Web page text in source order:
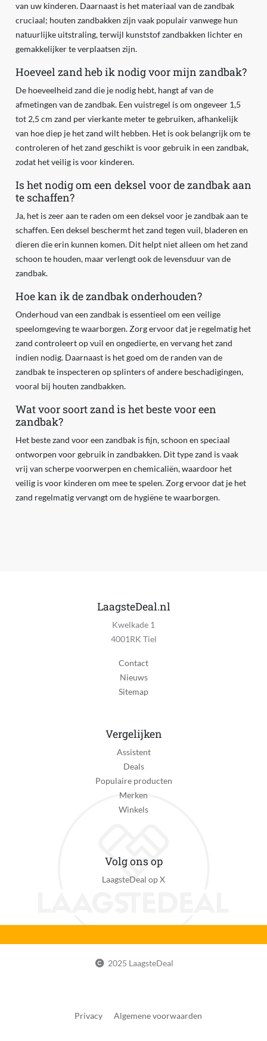
van uw kinderen. Daarnaast is het materiaal van de zandbak
cruciaal; houten zandbakken zijn vaak populair vanwege hun
natuurlijke uitstraling, terwijl kunststof zandbakken lichter en
gemakkelijker te verplaatsen zijn.
Hoeveel zand heb ik nodig voor mijn zandbak?
De hoeveelheid zand die je nodig hebt, hangt af van de
afmetingen van de zandbak. Een vuistregel is om ongeveer 1,5
tot 2,5 cm zand per vierkante meter te gebruiken, afhankelijk
van hoe diep je het zand wilt hebben. Het is ook belangrijk om te
controleren of het zand geschikt is voor gebruik in een zandbak,
zodat het veilig is voor kinderen.
Is het nodig om een deksel voor de zandbak aan
te schaffen?
Ja, het is zeer aan te raden om een deksel voor je zandbak aan te
schaffen. Een deksel beschermt het zand tegen vuil, bladeren en
dieren die erin kunnen komen. Dit helpt niet alleen om het zand
schoon te houden, maar verlengt ook de levensduur van de
zandbak.
Hoe kan ik de zandbak onderhouden?
Onderhoud van een zandbak is essentieel om een veilige
speelomgeving te waarborgen. Zorg ervoor dat je regelmatig het
zand controleert op vuil en ongedierte, en vervang het zand
indien nodig. Daarnaast is het goed om de randen van de
zandbak te inspecteren op splinters of andere beschadigingen,
vooral bij houten zandbakken.
Wat voor soort zand is het beste voor een
zandbak?
Het beste zand voor een zandbak is fijn, schoon en speciaal
ontworpen voor gebruik in zandbakken. Dit type zand is vaak
vrij van scherpe voorwerpen en chemicaliën, waardoor het
veilig is voor kinderen om mee te spelen. Zorg ervoor dat je het
zand regelmatig vervangt om de hygiëne te waarborgen.
LaagsteDeal.nl
Kwelkade 1
4001RK Tiel
Contact
Nieuws
Sitemap
Vergelijken
Assistent
Deals
Populaire producten
Merken
Winkels
Volg ons op
LaagsteDeal op X
2025 LaagsteDeal
Privacy Algemene voorwaarden